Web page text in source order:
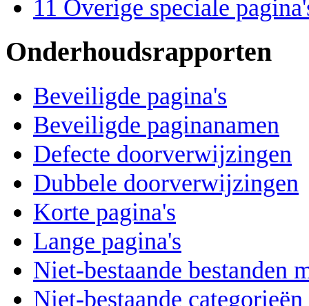
11 Overige speciale
Onderhoudsrapporten
Beveiligde pagina's
Beveiligde paginanamen
Defecte doorverwijzingen
Dubbele doorverwijzingen
Korte pagina's
Lange pagina's
Niet-bestaande bestanden
Niet-bestaande